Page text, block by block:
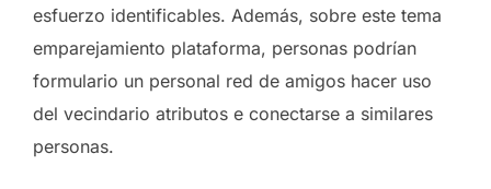
esfuerzo identificables. Además, sobre este tema
emparejamiento plataforma, personas podrían
formulario un personal red de amigos hacer uso
del vecindario atributos e conectarse a similares
personas.